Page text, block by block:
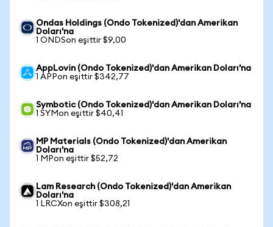
Ondas Holdings (Ondo Tokenized)'dan Amerikan
Doları'na
1 ONDSon eşittir $9,00
AppLovin (Ondo Tokenized)'dan Amerikan Doları'na
1 APPon eşittir $342,77
Symbotic (Ondo Tokenized)'dan Amerikan Doları'na
1 SYMon eşittir $40,41
MP Materials (Ondo Tokenized)'dan Amerikan
Doları'na
1 MPon eşittir $52,72
Lam Research (Ondo Tokenized)'dan Amerikan
Doları'na
1 LRCXon eşittir $308,21